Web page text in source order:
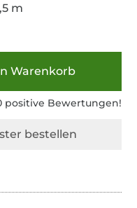
m
Warenkorb
positive Bewertungen!